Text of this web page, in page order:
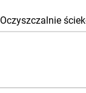
Oczyszczalnie